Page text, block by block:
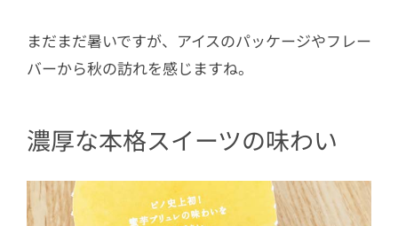
まだまだ暑いですが、アイスのパッケージやフレー
バーから秋の訪れを感じますね。
濃厚な本格スイーツの味わい